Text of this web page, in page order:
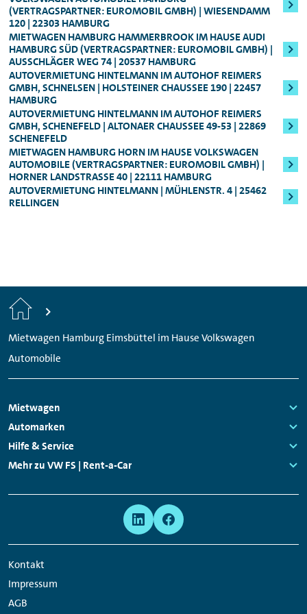
Mindestalter: 23 Jahre, Führerscheinbesitz:
Mind. 3 Jahre:
Für höherwertige Fahrzeugklassen
inkl. Golf GTI
Mindestalter: 25 Jahre, Führerscheinbesitz:
Mind. 3 Jahre:
Für alle Audi S-Modelle, Fahrzeuge der
Oberklasse, sowie für den Audi e-tron
Genauere Informationen zum Mindestalter
Den Rechnungsbetrag bucht die Station
entsprechend von Ihrem Konto ab. Je nach
Wert des Fahrzeugs bzw. der Fahrzeugklasse
ist es möglich, dass Sie eine Kreditkarte
vorlegen müssen und nicht mit EC-Karte
zahlen können.
Zahlungsmittelmit. Als Sicherheit für Ihre
Anmietung belasten wir bei Abholung des
Mietwagens IhreKreditkarteum einen
Betrag in Höhe desvoraussichtlichen
Mietpreisesund einer zusätzlichen
Sicherheitsleistung
Fahrzeugklasseberechnet (in der Regel
250,00 bzw. 800,00 Euro). Die
Sicherheitsleistung erhalten Sie nach Ende
des Mietzeitraums natürlich umgehend
zurück.
dankbar, wenn Sie uns die Stornierung
telefonisch mitteilen würden. So können die
Mitarbeitenden vor Ort das reservierte
Fahrzeug direkt für weitere Anmietungen
freigeben.
(VERTRAGSPARTNER: EUROMOBIL GMBH) | WIESENDAMM
120 | 22303 HAMBURG
MIETWAGEN HAMBURG HAMMERBROOK IM HAUSE AUDI
HAMBURG SÜD (VERTRAGSPARTNER: EUROMOBIL GMBH) |
AUSSCHLÄGER WEG 74 | 20537 HAMBURG
AUTOVERMIETUNG HINTELMANN IM AUTOHOF REIMERS
GMBH, SCHNELSEN | HOLSTEINER CHAUSSEE 190 | 22457
HAMBURG
AUTOVERMIETUNG HINTELMANN IM AUTOHOF REIMERS
GMBH, SCHENEFELD | ALTONAER CHAUSSEE 49-53 | 22869
SCHENEFELD
MIETWAGEN HAMBURG HORN IM HAUSE VOLKSWAGEN
AUTOMOBILE (VERTRAGSPARTNER: EUROMOBIL GMBH) |
HORNER LANDSTRASSE 40 | 22111 HAMBURG
AUTOVERMIETUNG HINTELMANN | MÜHLENSTR. 4 | 25462
RELLINGEN
Start
Mietwagen Hamburg Eimsbüttel im Hause Volkswagen
Automobile
Footer
Navigation
Mietwagen
Links:
Automarken
Links:
Hilfe & Service
Links:
Mehr zu VW FS | Rent-a-Car
Kontakt
Impressum
AGB
Network
Links